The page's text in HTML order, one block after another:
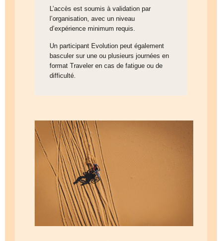
L’accès est soumis à validation par
l’organisation, avec un niveau
d’expérience minimum requis.
Un participant Evolution peut également
basculer sur une ou plusieurs journées en
format Traveler en cas de fatigue ou de
difficulté.